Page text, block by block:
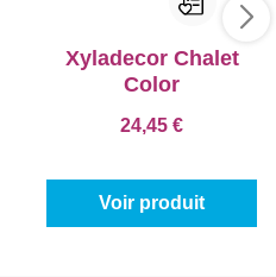
Xyladecor Chalet
Color
24,45 €
Voir produit